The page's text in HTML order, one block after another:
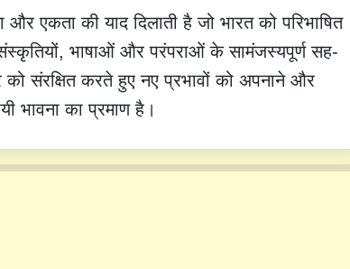
एकता की याद दिलाती है जो भारत को परिभाषित
भाषाओं और परंपराओं के सामंजस्यपूर्ण सह-
को संरक्षित करते हुए नए प्रभावों को अपनाने और
भावना का प्रमाण है।